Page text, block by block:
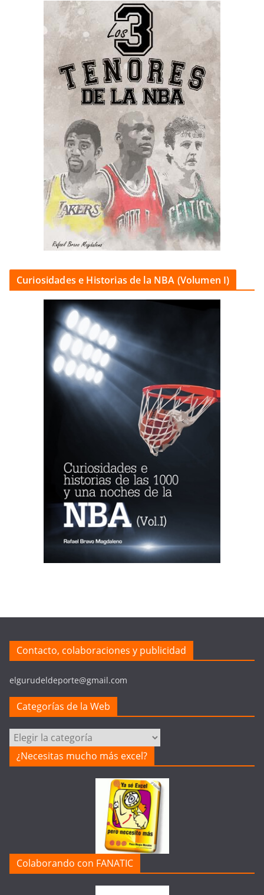
Curiosidades e Historias de la NBA (Volumen I)
Contacto, colaboraciones y publicidad
elgurudeldeporte@gmail.com
Categorías de la Web
Categorías
de
la
¿Necesitas mucho más excel?
Colaborando con FANATIC